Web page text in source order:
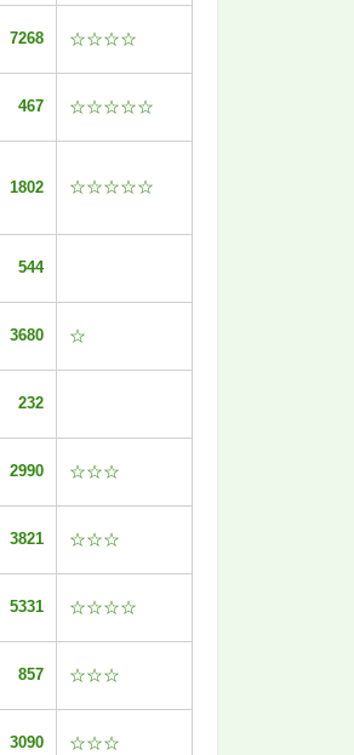
7268 ☆☆☆☆
467 ☆☆☆☆☆
1802 ☆☆☆☆☆
544
3680 ☆
232
2990 ☆☆☆
3821 ☆☆☆
5331 ☆☆☆☆
857 ☆☆☆
3090 ☆☆☆